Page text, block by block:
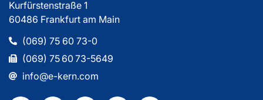
Kurfürstenstraße 1
60486 Frankfurt am Main
(069) 75 60 73-0
(069) 75 60 73-5649
info@e-kern.com